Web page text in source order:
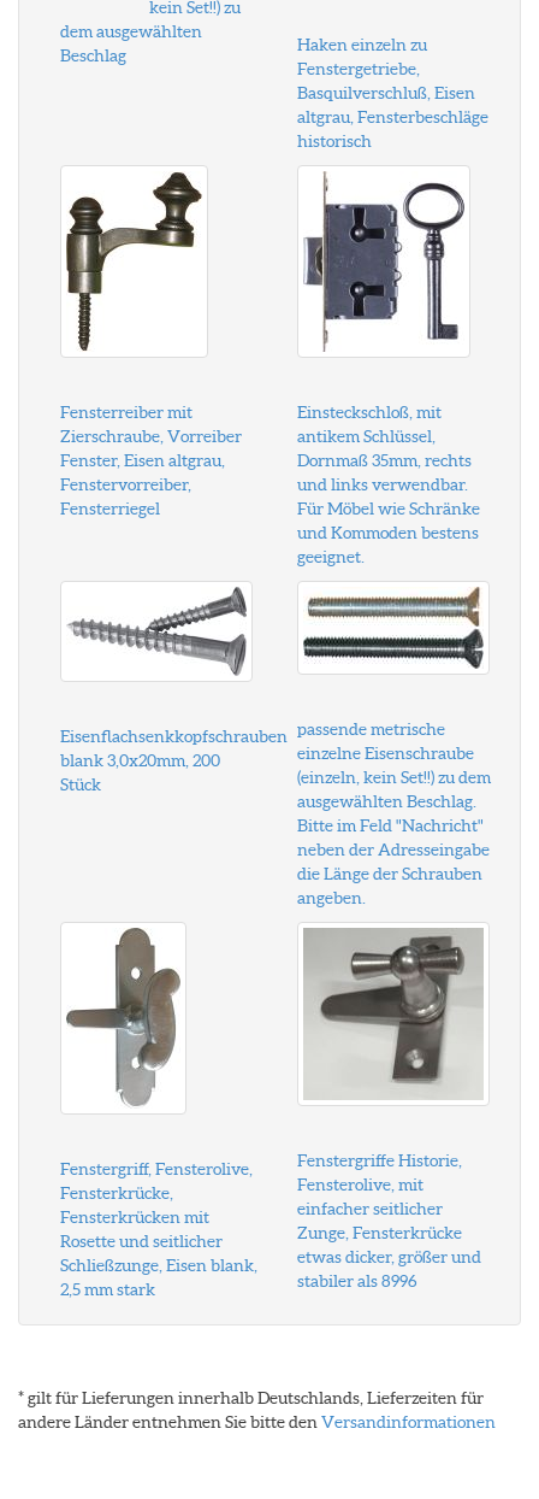
kein Set!!) zu
dem ausgewählten
Beschlag
Haken einzeln zu
Fenstergetriebe,
Basquilverschluß, Eisen
altgrau, Fensterbeschläge
historisch
Fensterreiber mit
Zierschraube, Vorreiber
Fenster, Eisen altgrau,
Fenstervorreiber,
Fensterriegel
Einsteckschloß, mit
antikem Schlüssel,
Dornmaß 35mm, rechts
und links verwendbar.
Für Möbel wie Schränke
und Kommoden bestens
geeignet.
Eisenflachsenkkopfschrauben
blank 3,0x20mm, 200
Stück
passende metrische
einzelne Eisenschraube
(einzeln, kein Set!!) zu dem
ausgewählten Beschlag.
Bitte im Feld "Nachricht"
neben der Adresseingabe
die Länge der Schrauben
angeben.
Fenstergriff, Fensterolive,
Fensterkrücke,
Fensterkrücken mit
Rosette und seitlicher
Schließzunge, Eisen blank,
2,5 mm stark
Fenstergriffe Historie,
Fensterolive, mit
einfacher seitlicher
Zunge, Fensterkrücke
etwas dicker, größer und
stabiler als 8996
* gilt für Lieferungen innerhalb Deutschlands, Lieferzeiten für
andere Länder entnehmen Sie bitte den Versandinformationen